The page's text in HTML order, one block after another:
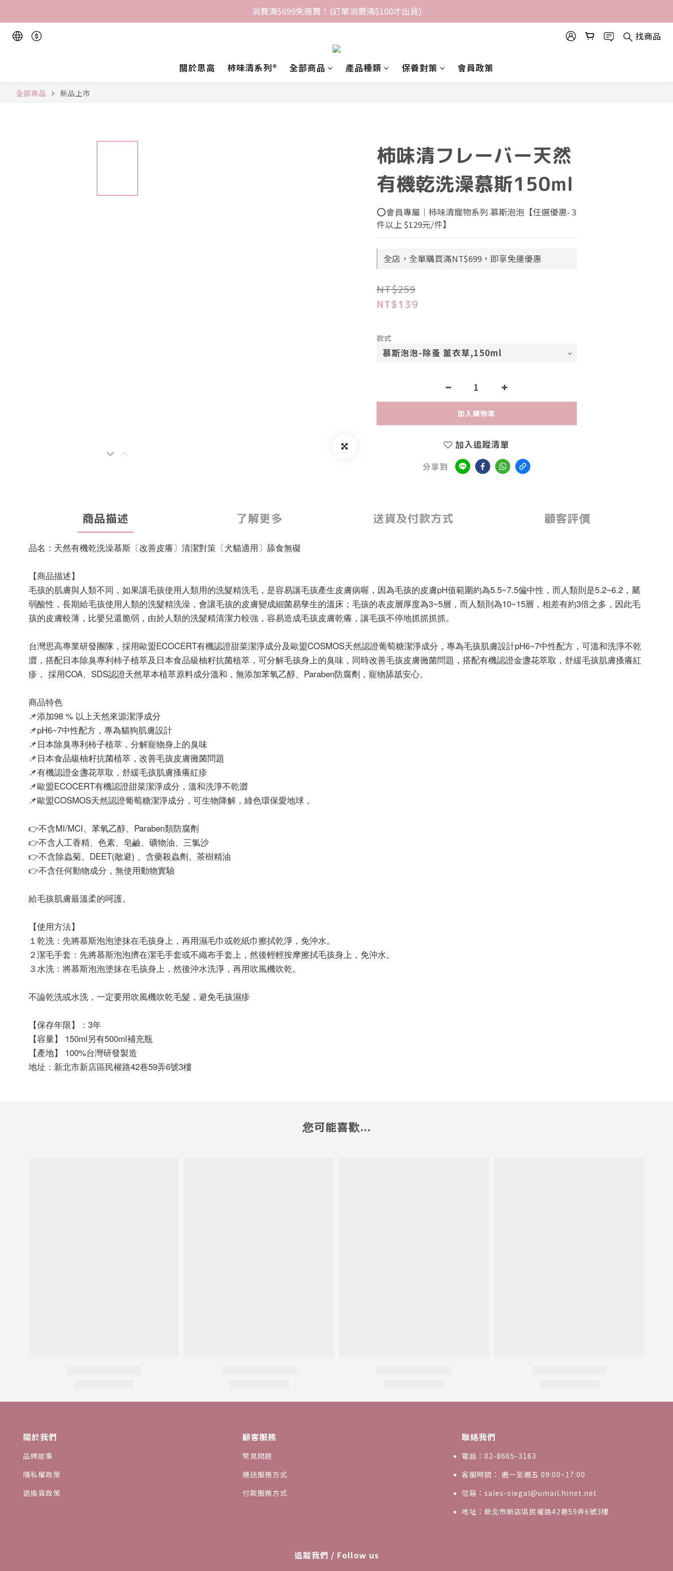
消費滿$699免運費！(訂單消費滿$100才出貨)
找商品
關於思高 柿味清系列®️ 全部商品 產品種類 保養對策 會員政策
全部商品 新品上市
柿味清フレーバー天然
有機乾洗澡慕斯150ml
⭕會員專屬｜柿味清寵物系列 慕斯泡泡【任選優惠- 3
件以上 $129元/件】
全店，全單購買滿NT$699，即享免運優惠
NT$259
NT$139
款式
加入購物車
加入追蹤清單
分享到
商品描述 了解更多 送貨及付款方式 顧客評價
品名：天然有機乾洗澡慕斯〔改善皮癢〕清潔對策〔犬貓適用〕舔食無礙
【商品描述】
毛孩的肌膚與人類不同，如果讓毛孩使用人類用的洗髮精洗毛，是容易讓毛孩產生皮膚病喔，因為毛孩的皮膚pH值範圍約為5.5~7.5偏中性，而人類則是5.2~6.2，屬
弱酸性，長期給毛孩使用人類的洗髮精洗澡，會讓毛孩的皮膚變成細菌易孳生的溫床；毛孩的表皮層厚度為3~5層，而人類則為10~15層，相差有約3倍之多，因此毛
孩的皮膚較薄，比嬰兒還脆弱，由於人類的洗髮精清潔力較強，容易造成毛孩皮膚乾癢，讓毛孩不停地抓抓抓抓。
台灣思高專業研發團隊，採用歐盟ECOCERT有機認證甜菜潔淨成分及歐盟COSMOS天然認證葡萄糖潔淨成分，專為毛孩肌膚設計pH6~7中性配方，可溫和洗淨不乾
澀，搭配日本除臭專利柿子植萃及日本食品級柚籽抗菌植萃，可分解毛孩身上的臭味，同時改善毛孩皮膚黴菌問題，搭配有機認證金盞花萃取，舒緩毛孩肌膚搔癢紅
疹， 採用COA、SDS認證天然草本植萃原料成分溫和，無添加苯氧乙醇、Paraben防腐劑，寵物舔舐安心。
商品特色
📌添加98 % 以上天然來源潔淨成分
📌pH6~7中性配方，專為貓狗肌膚設計
📌日本除臭專利柿子植萃，分解寵物身上的臭味
📌日本食品級柚籽抗菌植萃，改善毛孩皮膚黴菌問題
📌有機認證金盞花萃取，舒緩毛孩肌膚搔癢紅疹
📌歐盟ECOCERT有機認證甜菜潔淨成分，溫和洗淨不乾澀
📌歐盟COSMOS天然認證葡萄糖潔淨成分，可生物降解，綠色環保愛地球，
👉不含MI/MCI、苯氧乙醇、Paraben類防腐劑
👉不含人工香精、色素、皂鹼、礦物油、三氯沙
👉不含除蟲菊、DEET(敵避) 、含藥殺蟲劑、茶樹精油
👉不含任何動物成分，無使用動物實驗
給毛孩肌膚最溫柔的呵護。
【使用方法】
１乾洗：先將慕斯泡泡塗抹在毛孩身上，再用濕毛巾或乾紙巾擦拭乾淨，免沖水。
２潔毛手套：先將慕斯泡泡擠在潔毛手套或不織布手套上，然後輕輕按摩擦拭毛孩身上，免沖水。
３水洗：將慕斯泡泡塗抹在毛孩身上，然後沖水洗淨，再用吹風機吹乾。
不論乾洗或水洗，一定要用吹風機吹乾毛髮，避免毛孩濕疹
【保存年限】：3年
【容量】 150ml另有500ml補充瓶
【產地】 100%台灣研發製造
地址：新北市新店區民權路42巷59弄6號3樓
您可能喜歡...
關於我們
品牌故事
隱私權政策
退換貨政策
顧客服務
常見問題
運送服務方式
付款服務方式
聯絡我們
電話：02-8665-3163
客服時間： 週一至週五 09:00~17:00
信箱：sales-siegal@umail.hinet.net
地址：新北市新店區民權路42巷59弄6號3樓
追蹤我們 / Follow us